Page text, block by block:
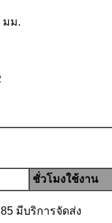
มม.
ชั่วโมงใช้งาน
มีบริการจัดส่ง